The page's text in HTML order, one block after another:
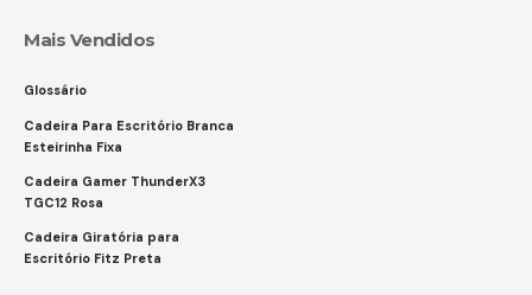
Mais Vendidos
Glossário
Cadeira Para Escritório Branca
Esteirinha Fixa
Cadeira Gamer ThunderX3
TGC12 Rosa
Cadeira Giratória para
Escritório Fitz Preta